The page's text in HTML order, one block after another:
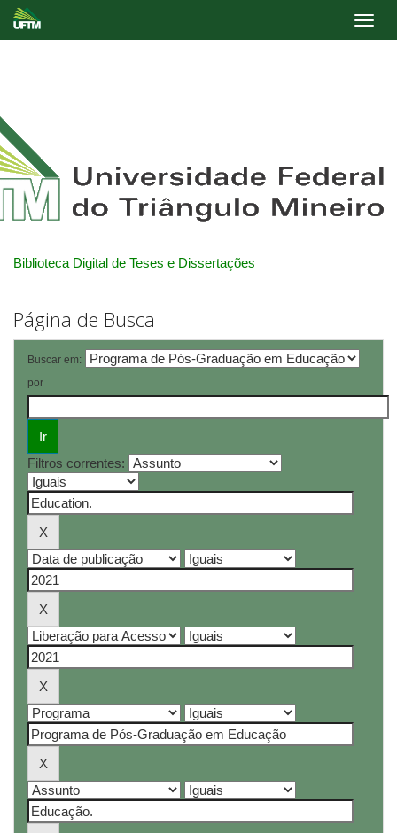
Biblioteca Digital de Teses e Dissertações
Página de Busca
Buscar em:
por
Filtros correntes: